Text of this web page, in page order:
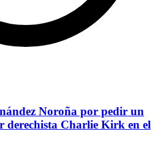
Noroña por pedir un
derechista Charlie Kirk en el